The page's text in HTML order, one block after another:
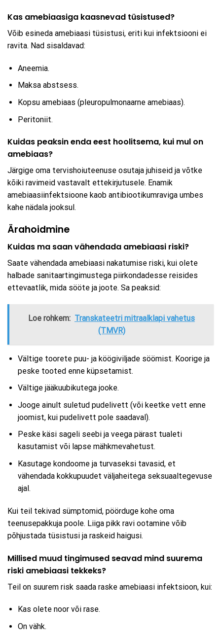
Kas amebiaasiga kaasnevad tüsistused?
Võib esineda amebiaasi tüsistusi, eriti kui infektsiooni ei
ravita. Nad sisaldavad:
Aneemia.
Maksa abstsess.
Kopsu amebiaas (pleuropulmonaarne amebiaas).
Peritoniit.
Kuidas peaksin enda eest hoolitsema, kui mul on
amebiaas?
Järgige oma tervishoiuteenuse osutaja juhiseid ja võtke
kõiki ravimeid vastavalt ettekirjutusele. Enamik
amebiaasiinfektsioone kaob antibiootikumraviga umbes
kahe nädala jooksul.
Ärahoidmine
Kuidas ma saan vähendada amebiaasi riski?
Saate vähendada amebiaasi nakatumise riski, kui olete
halbade sanitaartingimustega piirkondadesse reisides
ettevaatlik, mida sööte ja joote. Sa peaksid:
Loe rohkem: Transkateetri mitraalklapi vahetus
(TMVR)
Vältige toorete puu- ja köögiviljade söömist. Koorige ja
peske tooted enne küpsetamist.
Vältige jääkuubikutega jooke.
Jooge ainult suletud pudelivett (või keetke vett enne
joomist, kui pudelivett pole saadaval).
Peske käsi sageli seebi ja veega pärast tualeti
kasutamist või lapse mähkmevahetust.
Kasutage kondoome ja turvaseksi tavasid, et
vähendada kokkupuudet väljaheitega seksuaaltegevuse
ajal.
Kui teil tekivad sümptomid, pöörduge kohe oma
teenusepakkuja poole. Liiga pikk ravi ootamine võib
põhjustada tüsistusi ja raskeid haigusi.
Millised muud tingimused seavad mind suurema
riski amebiaasi tekkeks?
Teil on suurem risk saada raske amebiaasi infektsioon, kui:
Kas olete noor või rase.
On vähk.